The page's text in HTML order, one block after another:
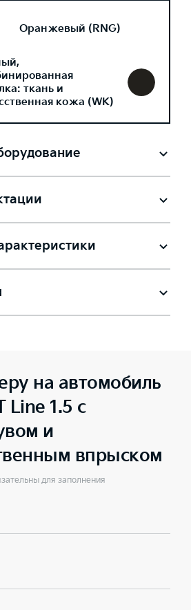
Оранжевый (RNG)
ткань и
кожа (WK)
на автомобиль
Line 1.5 с
и
впрыском
для заполнения